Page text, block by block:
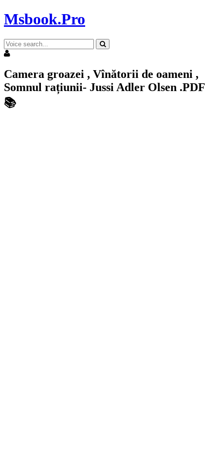
Msbook.Pro
Camera groazei , Vînătorii de oameni ,
Somnul rațiunii- Jussi Adler Olsen .PDF
📚